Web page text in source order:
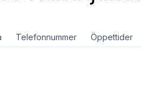
Telefonnummer Öppettider